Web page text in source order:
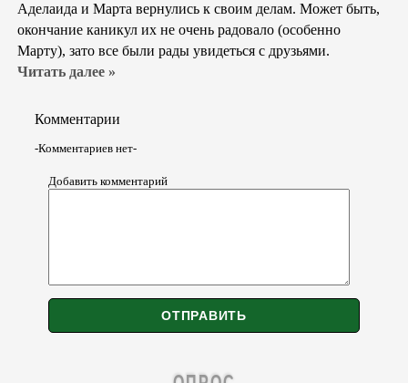
Аделаида и Марта вернулись к своим делам. Может быть,
окончание каникул их не очень радовало (особенно
Марту), зато все были рады увидеться с друзьями.
Читать далее »
Комментарии
-Комментариев нет-
Добавить комментарий